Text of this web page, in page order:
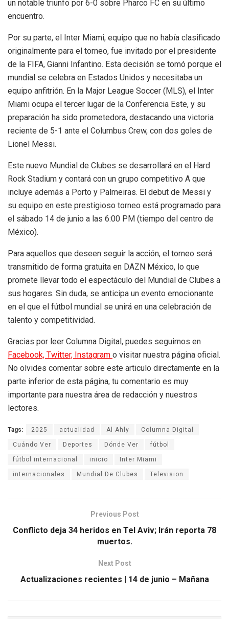
un notable triunfo por 6-0 sobre Pharco FC en su último
encuentro.
Por su parte, el Inter Miami, equipo que no había clasificado
originalmente para el torneo, fue invitado por el presidente
de la FIFA, Gianni Infantino. Esta decisión se tomó porque el
mundial se celebra en Estados Unidos y necesitaba un
equipo anfitrión. En la Major League Soccer (MLS), el Inter
Miami ocupa el tercer lugar de la Conferencia Este, y su
preparación ha sido prometedora, destacando una victoria
reciente de 5-1 ante el Columbus Crew, con dos goles de
Lionel Messi.
Este nuevo Mundial de Clubes se desarrollará en el Hard
Rock Stadium y contará con un grupo competitivo A que
incluye además a Porto y Palmeiras. El debut de Messi y
su equipo en este prestigioso torneo está programado para
el sábado 14 de junio a las 6:00 PM (tiempo del centro de
México).
Para aquellos que deseen seguir la acción, el torneo será
transmitido de forma gratuita en DAZN México, lo que
promete llevar todo el espectáculo del Mundial de Clubes a
sus hogares. Sin duda, se anticipa un evento emocionante
en el que el fútbol mundial se unirá en una celebración de
talento y competitividad.
Gracias por leer Columna Digital, puedes seguirnos en
Facebook, Twitter, Instagram o visitar nuestra página oficial.
No olvides comentar sobre este articulo directamente en la
parte inferior de esta página, tu comentario es muy
importante para nuestra área de redacción y nuestros
lectores.
Tags: 2025 actualidad Al Ahly Columna Digital
Cuándo Ver Deportes Dónde Ver fútbol
fútbol internacional inicio Inter Miami
internacionales Mundial De Clubes Television
Previous Post
Conflicto deja 34 heridos en Tel Aviv; Irán reporta 78
muertos.
Next Post
Actualizaciones recientes | 14 de junio – Mañana